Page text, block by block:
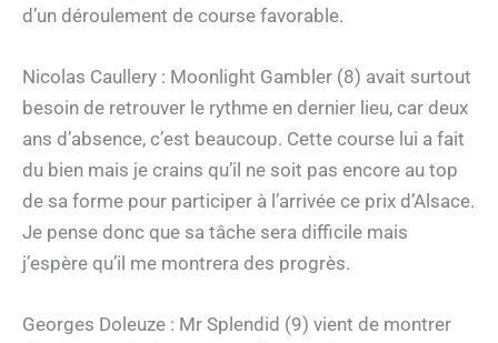
d’un déroulement de course favorable.
Nicolas Caullery : Moonlight Gambler (8) avait surtout
besoin de retrouver le rythme en dernier lieu, car deux
ans d’absence, c’est beaucoup. Cette course lui a fait
du bien mais je crains qu’il ne soit pas encore au top
de sa forme pour participer à l’arrivée ce prix d’Alsace.
Je pense donc que sa tâche sera difficile mais
j’espère qu’il me montrera des progrès.
Georges Doleuze : Mr Splendid (9) vient de montrer